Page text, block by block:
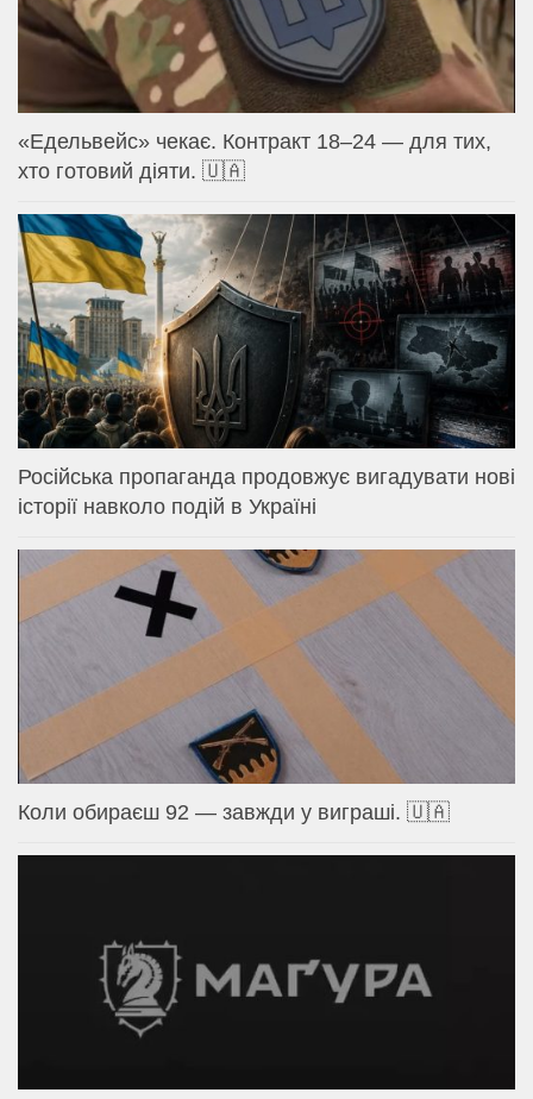
«Едельвейс» чекає. Контракт 18–24 — для тих,
хто готовий діяти. 🇺🇦
Російська пропаганда продовжує вигадувати нові
історії навколо подій в Україні
Коли обираєш 92 — завжди у виграші. 🇺🇦